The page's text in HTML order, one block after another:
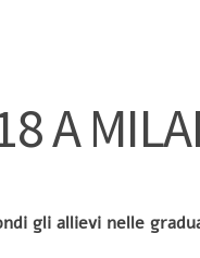
A
gli allievi nelle